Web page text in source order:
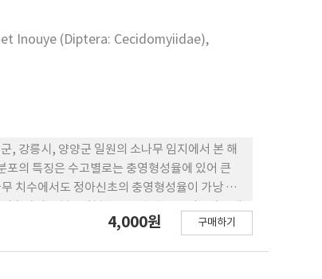
Inouye (Diptera: Cecidomyiidae),
, 강릉시, 양양군 일원의 소나무 임지에서 본 해
의 특징은 수고별로는 충영형성율에 있어 큰
치수에서도 정아신초의 충영형성율이 가낭 높
에서는 32본, 25% 수준의 오차범위에서는 5본
4,000원 구매하기